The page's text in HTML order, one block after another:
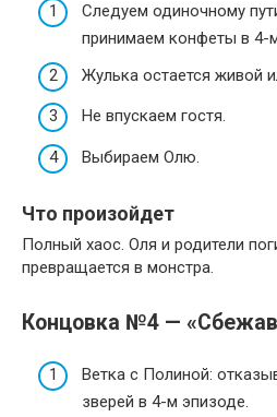
Следуем одиночному
принимаем конфеты в 4-
Жулька остается живой
Не впускаем гостя.
Выбираем Олю.
Что произойдет
Полный хаос. Оля и родители
превращается в монстра.
Концовка №4 —
Ветка с Полиной:
зверей в 4-м эпизоде.